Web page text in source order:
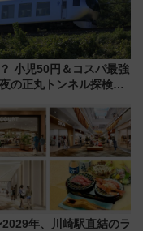
小児50円＆コスパ最強
の正丸トンネル探検や
年、川崎駅直結のラ